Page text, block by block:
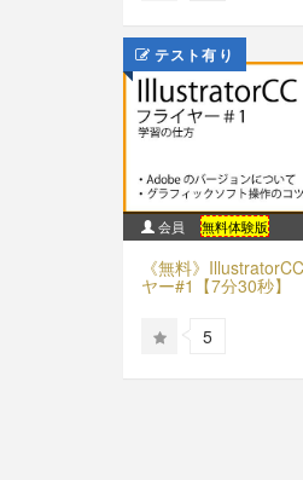
テスト有り
会員 無料体験版
《無料》
ヤー#1【7分30秒】
5